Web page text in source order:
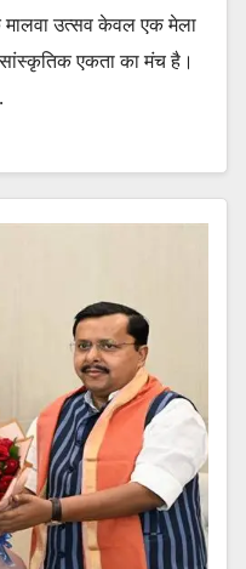
मालवा उत्सव केवल एक मेला
एकता का मंच है।